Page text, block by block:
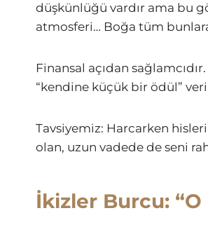
düşkünlüğü vardır ama bu
atmosferi… Boğa tüm
Finansal açıdan
“kendine küçük bir ödül”
Tavsiyemiz: Harcarken
olan, uzun vadede de seni
İkizler Burcu: